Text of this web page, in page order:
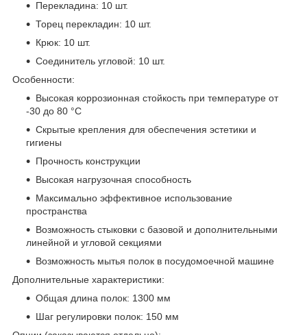
Перекладина: 10 шт.
Торец перекладин: 10 шт.
Крюк: 10 шт.
Соединитель угловой: 10 шт.
Особенности:
Высокая коррозионная стойкость при температуре от
-30 до 80 °С
Скрытые крепления для обеспечения эстетики и
гигиены
Прочность конструкции
Высокая нагрузочная способность
Максимально эффективное использование
пространства
Возможность стыковки с базовой и дополнительными
линейной и угловой секциями
Возможность мытья полок в посудомоечной машине
Дополнительные характеристики:
Общая длина полок: 1300 мм
Шаг регулировки полок: 150 мм